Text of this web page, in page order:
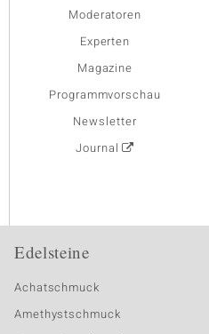
Moderatoren
Experten
Magazine
Programmvorschau
Newsletter
Journal
Edelsteine
Achatschmuck
Amethystschmuck